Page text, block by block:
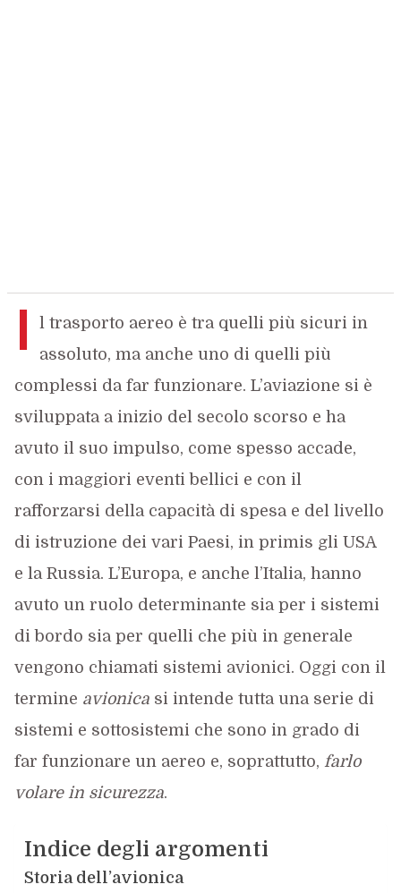
I
l trasporto aereo è tra quelli più sicuri in
assoluto, ma anche uno di quelli più
complessi da far funzionare. L’aviazione si è
sviluppata a inizio del secolo scorso e ha
avuto il suo impulso, come spesso accade,
con i maggiori eventi bellici e con il
rafforzarsi della capacità di spesa e del livello
di istruzione dei vari Paesi, in primis gli USA
e la Russia. L’Europa, e anche l’Italia, hanno
avuto un ruolo determinante sia per i sistemi
di bordo sia per quelli che più in generale
vengono chiamati sistemi avionici. Oggi con il
termine avionicasi intende tutta una serie di
sistemi e sottosistemi che sono in grado di
far funzionare un aereo e, soprattutto, farlo
volare in sicurezza.
Indice degli argomenti
Storia dell’avionica